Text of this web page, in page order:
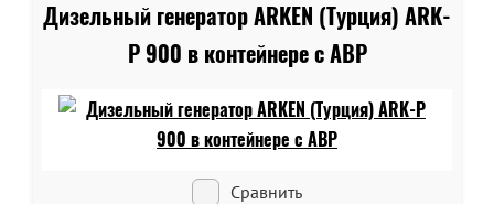
Дизельный генератор ARKEN (Турция) ARK-
P 900 в контейнере c АВР
Сравнить